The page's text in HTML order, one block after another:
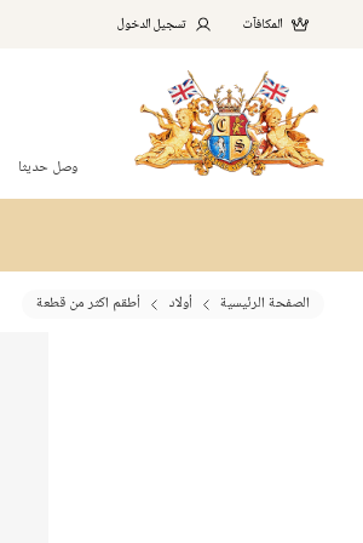
المكافآت تسجيل الدخول
وصل حديثا
الصفحة الرئيسية أولاد أطقم اكثر من قطعة